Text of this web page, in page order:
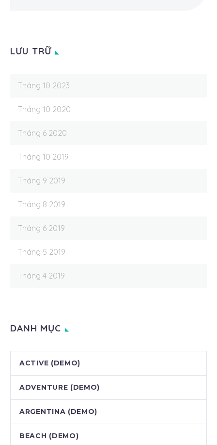
LƯU TRỮ
Tháng 10 2023
Tháng 10 2020
Tháng 6 2020
Tháng 10 2019
Tháng 9 2019
Tháng 8 2019
Tháng 6 2019
Tháng 5 2019
Tháng 4 2019
DANH MỤC
ACTIVE (DEMO)
ADVENTURE (DEMO)
ARGENTINA (DEMO)
BEACH (DEMO)